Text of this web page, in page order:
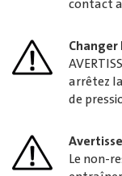
contact
Changer
arrêtez
de
Le non-